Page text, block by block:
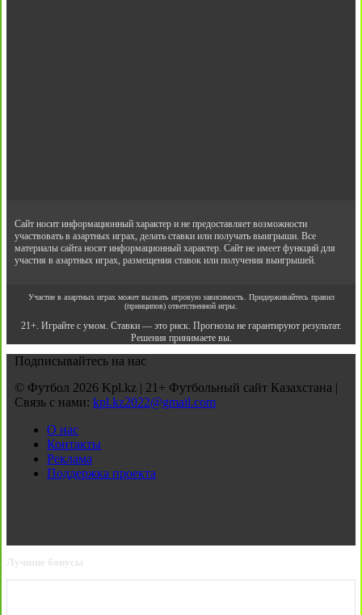
Сайт носит информационный характер и не предоставляет возможности
участвовать в азартных играх, делать ставки или получать выигрыши. Все
материалы сайта носят информационный характер. Сайт не имеет функций для
участия в азартных играх, размещения ставок или получения выигрышей.
Участие в азартных играх может вызвать игровую зависимость. Придерживайтесь правил
(принципов) ответственной игры.
21+. Играйте с умом. Ставки — это риск. Прогнозы не гарантируют результат.
Решения принимаете вы.
Подписывайтесь на нас
© Футбол 2026 Kpl.kz | 21+ Футбольный сайт Казахстана |
Связь с нами: kpl.kz2022@gmail.com
О нас
Контакты
Реклама
Поддержка проекта
Лучшие бонусы